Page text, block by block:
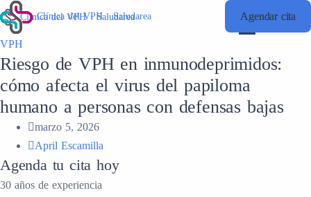
Clínica del VPH · Saludarea Agendar cita
Clínica del VPH · Saludarea Agendar cita
VPH
Riesgo de VPH en inmunodeprimidos:
cómo afecta el virus del papiloma
humano a personas con defensas bajas
marzo 5, 2026
April Escamilla
Agenda tu cita hoy
30 años de experiencia